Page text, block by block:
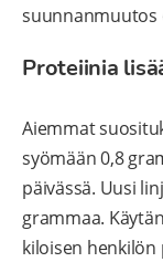
suunnanmuutos
Proteiinia
Aiemmat
syömään 0,8
päivässä. Uusi
grammaa.
kiloisen henkilön